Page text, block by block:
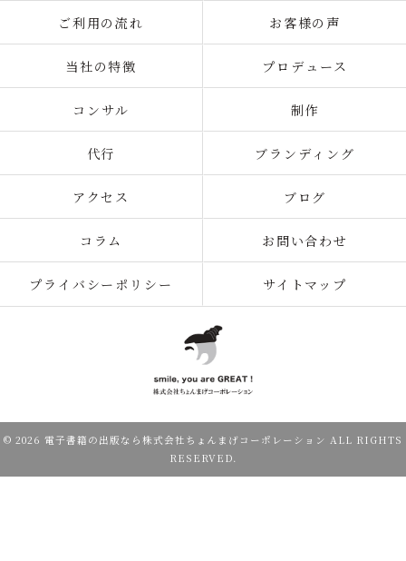
ご利用の流れ お客様の声
当社の特徴 プロデュース
コンサル 制作
代行 ブランディング
アクセス ブログ
コラム お問い合わせ
プライバシーポリシー サイトマップ
© 2026 電子書籍の出版なら株式会社ちょんまげコーポレーション ALL RIGHTS
RESERVED.